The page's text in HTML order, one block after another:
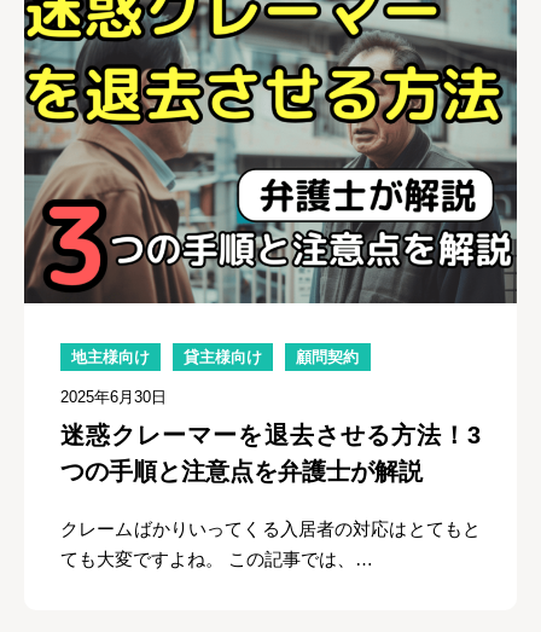
地主様向け 貸主様向け 顧問契約
2025年6月30日
迷惑クレーマーを退去させる方法！3
つの手順と注意点を弁護士が解説
クレームばかりいってくる入居者の対応はとてもと
ても大変ですよね。 この記事では、…